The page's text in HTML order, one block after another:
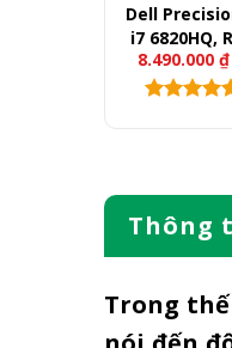
Dell
i7 6820HQ,
256GB, HDD
M1000,
8.490.000 ₫
Thông
Trong